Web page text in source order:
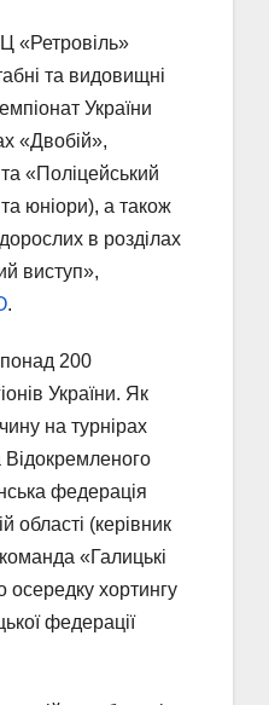
«Ретровіль»
та видовищні
України
«Двобій»,
«Поліцейський
юніори), а також
в розділах
виступ»,
.
200
України. Як
на турнірах
Відокремленого
федерація
області (керівник
«Галицькі
осередку хортингу
федерації